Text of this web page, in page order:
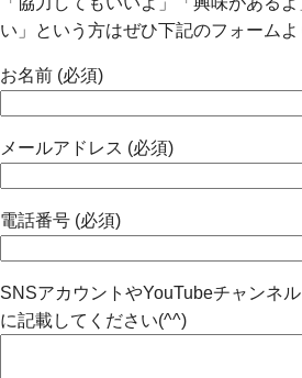
い」という方はぜひ下記のフォーム
お名前 (必須)
メールアドレス (必須)
電話番号 (必須)
SNSアカウントやYouTubeチャンネ
に記載してください(^^)